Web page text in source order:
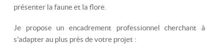
présenter la faune et la flore.
Je propose un encadrement professionnel cherchant à
s'adapter au plus près de votre projet :